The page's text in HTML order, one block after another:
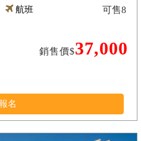
航班
銷售價$37,000
可售8
名